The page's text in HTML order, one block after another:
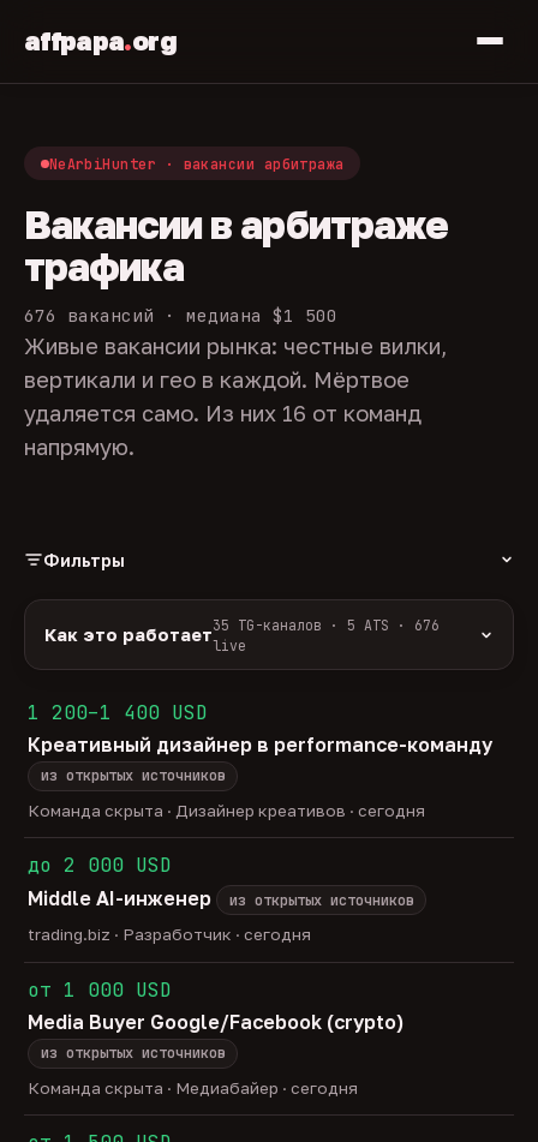
affpapa.org
NeArbiHunter · вакансии арбитража
Вакансии в арбитраже
трафика
676 вакансий · медиана $1 500
Живые вакансии рынка: честные вилки,
вертикали и гео в каждой. Мёртвое
удаляется само. Из них 16 от команд
напрямую.
Фильтры
удалённо 579 гибрид
ГРЕЙД
junior40 middle273
head 23
только с зарплатой
Как это работает35 TG-каналов · 5 ATS · 676
live
ArbiHunter, Партнёркин и ATS-площадки
(Greenhouse, Himalayas и другие).
Разбор:нейронка разбирает сырец каждые 30
минут — роль, вертикаль, формат, вилка, грейд.
Скам-фильтр:
без предоплат и взносов, без
обещаний гарантированного дохода, без увода в
Свежесть:протухшее удаляется автоматически
через 30 дней.
35TG-каналов ·5ATS-площадок ·
1 200–1 400 USD
Креативный дизайнер в performance-команду
из открытых источников
Команда скрыта · Дизайнер креативов · сегодня
до 2 000 USD
Middle AI-инженер
из открытых источников
trading.biz · Разработчик · сегодня
от 1 000 USD
Media Buyer Google/Facebook (crypto)
из открытых источников
Команда скрыта · Медиабайер · сегодня